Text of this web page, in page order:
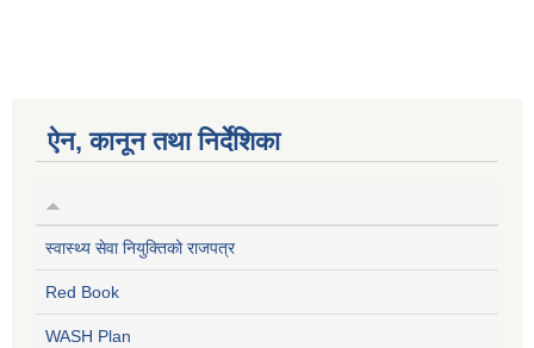
ऐन, कानून तथा निर्देशिका
स्वास्थ्य सेवा नियुक्तिको राजपत्र
Red Book
WASH Plan